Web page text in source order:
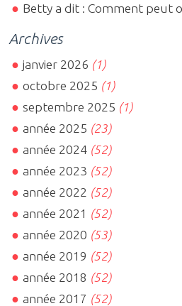
Betty a dit : Comment peut
Archives
janvier 2026 (1)
octobre 2025 (1)
septembre 2025 (1)
année 2025 (23)
année 2024 (52)
année 2023 (52)
année 2022 (52)
année 2021 (52)
année 2020 (53)
année 2019 (52)
année 2018 (52)
année 2017 (52)